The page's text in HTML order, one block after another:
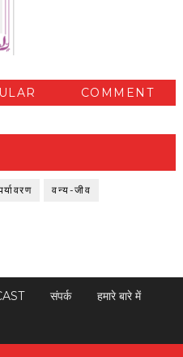
COMMENT
वन्य-जीव
संपर्क
हमारे बारे में